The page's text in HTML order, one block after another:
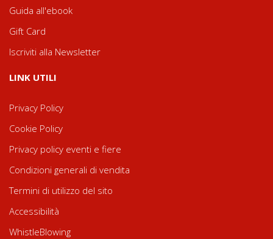
Guida all'ebook
Gift Card
Iscriviti alla Newsletter
LINK UTILI
Privacy Policy
Cookie Policy
Privacy policy eventi e fiere
Condizioni generali di vendita
Termini di utilizzo del sito
Accessibilità
WhistleBlowing